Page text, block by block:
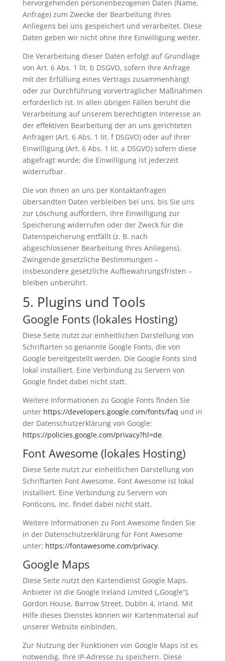
hervorgehenden personenbezogenen Daten (Name,
Anfrage) zum Zwecke der Bearbeitung Ihres
Anliegens bei uns gespeichert und verarbeitet. Diese
Daten geben wir nicht ohne Ihre Einwilligung weiter.
Die Verarbeitung dieser Daten erfolgt auf Grundlage
von Art. 6 Abs. 1 lit. b DSGVO, sofern Ihre Anfrage
mit der Erfüllung eines Vertrags zusammenhängt
oder zur Durchführung vorvertraglicher Maßnahmen
erforderlich ist. In allen übrigen Fällen beruht die
Verarbeitung auf unserem berechtigten Interesse an
der effektiven Bearbeitung der an uns gerichteten
Anfragen (Art. 6 Abs. 1 lit. f DSGVO) oder auf Ihrer
Einwilligung (Art. 6 Abs. 1 lit. a DSGVO) sofern diese
abgefragt wurde; die Einwilligung ist jederzeit
widerrufbar.
Die von Ihnen an uns per Kontaktanfragen
übersandten Daten verbleiben bei uns, bis Sie uns
zur Löschung auffordern, Ihre Einwilligung zur
Speicherung widerrufen oder der Zweck für die
Datenspeicherung entfällt (z. B. nach
abgeschlossener Bearbeitung Ihres Anliegens).
Zwingende gesetzliche Bestimmungen –
insbesondere gesetzliche Aufbewahrungsfristen –
bleiben unberührt.
5. Plugins und Tools
Google Fonts (lokales Hosting)
Diese Seite nutzt zur einheitlichen Darstellung von
Schriftarten so genannte Google Fonts, die von
Google bereitgestellt werden. Die Google Fonts sind
lokal installiert. Eine Verbindung zu Servern von
Google findet dabei nicht statt.
Weitere Informationen zu Google Fonts finden Sie
unter https://developers.google.com/fonts/faq und in
der Datenschutzerklärung von Google:
https://policies.google.com/privacy?hl=de.
Font Awesome (lokales Hosting)
Diese Seite nutzt zur einheitlichen Darstellung von
Schriftarten Font Awesome. Font Awesome ist lokal
installiert. Eine Verbindung zu Servern von
Fonticons, Inc. findet dabei nicht statt.
Weitere Informationen zu Font Awesome finden Sie
in der Datenschutzerklärung für Font Awesome
unter: https://fontawesome.com/privacy.
Google Maps
Diese Seite nutzt den Kartendienst Google Maps.
Anbieter ist die Google Ireland Limited („Google“),
Gordon House, Barrow Street, Dublin 4, Irland. Mit
Hilfe dieses Dienstes können wir Kartenmaterial auf
unserer Website einbinden.
Zur Nutzung der Funktionen von Google Maps ist es
notwendig, Ihre IP-Adresse zu speichern. Diese